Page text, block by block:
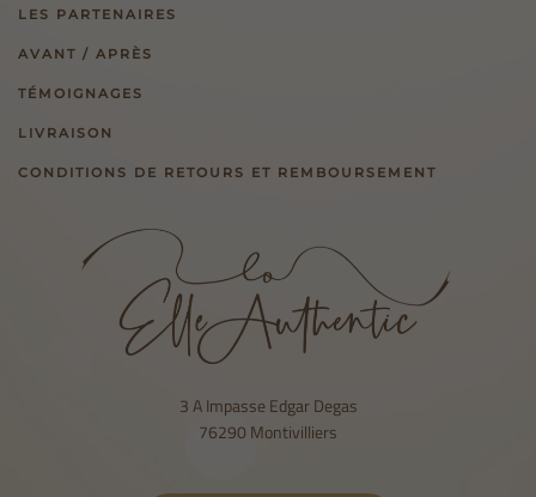
LES PARTENAIRES
AVANT / APRÈS
TÉMOIGNAGES
LIVRAISON
CONDITIONS DE RETOURS ET REMBOURSEMENT
3 A Impasse Edgar Degas
76290 Montivilliers